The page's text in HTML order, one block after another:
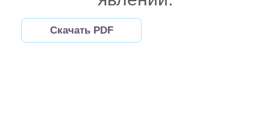
Скачать PDF